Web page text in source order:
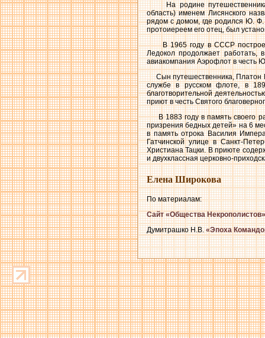
На родине путешественника,
область) именем Лисянского
рядом с домом, где родился Ю. Ф.
протоиереем его отец, был
В 1965 году в СССР построен
Ледокол продолжает работать,
авиакомпания Аэрофлот в честь
Сын путешественника, Платон
службе в русском флоте, в
благотворительной
приют в честь Святого
В 1883 году в память своего
призрения бедных детей» на 6
в память отрока Василия
Гатчинской улице в Санкт-
Христиана Тацки. В приюте
и двухклассная церковно-
Елена Широкова
По материалам:
Сайт «Общества Некрополистов»
Думитрашко Н.В.«Эпоха